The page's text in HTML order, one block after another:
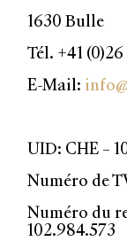
1630 Bulle
Tél. +41
E-Mail:
UID: CHE –
Numéro de
Numéro du
102.984.573